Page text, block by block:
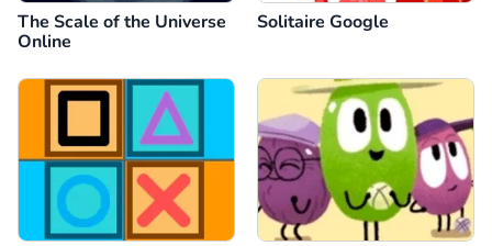
The Scale of the Universe
Online
Solitaire Google